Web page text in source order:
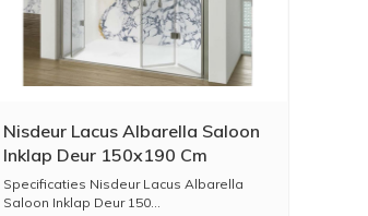
Nisdeur Lacus Albarella Saloon
Inklap Deur 150x190 Cm
Chroom
Specificaties Nisdeur Lacus Albarella
Saloon Inklap Deur 150...